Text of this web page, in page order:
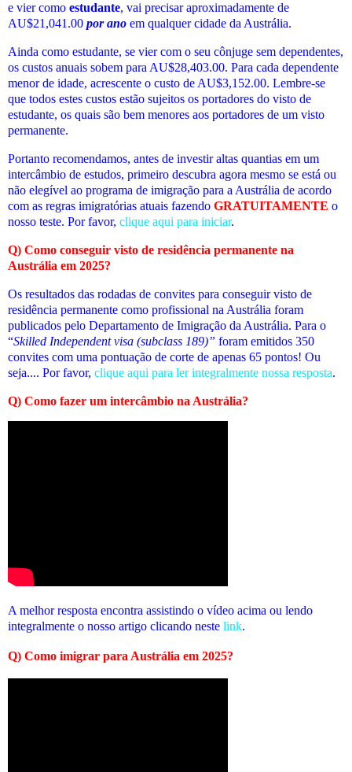
e vier como estudante, vai precisar aproximadamente de
AU$21,041.00 por ano em qualquer cidade da Austrália.
Ainda como estudante, se vier com o seu cônjuge sem dependentes,
os custos anuais sobem para AU$28,403.00. Para cada dependente
menor de idade, acrescente o custo de AU$3,152.00. Lembre-se
que todos estes custos estão sujeitos os portadores do visto de
estudante, os quais são bem menores aos portadores de um visto
permanente.
Portanto recomendamos, antes de investir altas quantias em um
intercâmbio de estudos, primeiro descubra agora mesmo se está ou
não elegível ao programa de imigração para a Austrália de acordo
com as regras imigratórias atuais fazendo GRATUITAMENTE o
nosso teste. Por favor, clique aqui para iniciar.
Q) Como conseguir visto de residência permanente na
Austrália em 2025?
Os resultados das rodadas de convites para conseguir visto de
residência permanente como profissional na Austrália foram
publicados pelo Departamento de Imigração da Austrália. Para o
“Skilled Independent visa (subclass 189)” foram emitidos 350
convites com uma pontuação de corte de apenas 65 pontos! Ou
seja.... Por favor, clique aqui para ler integralmente nossa resposta.
Q) Como fazer um intercâmbio na Austrália?
A melhor resposta encontra assistindo o vídeo acima ou lendo
integralmente o nosso artigo clicando neste link.
Q) Como imigrar para Austrália em 2025?